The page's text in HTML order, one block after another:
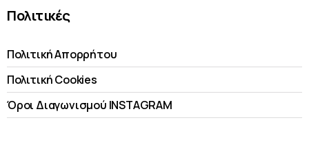
Πολιτικές
Πολιτική Απορρήτου
Πολιτική Cookies
Όροι Διαγωνισμού INSTAGRAM